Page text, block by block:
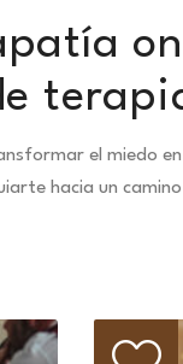
el miedo
hacia un